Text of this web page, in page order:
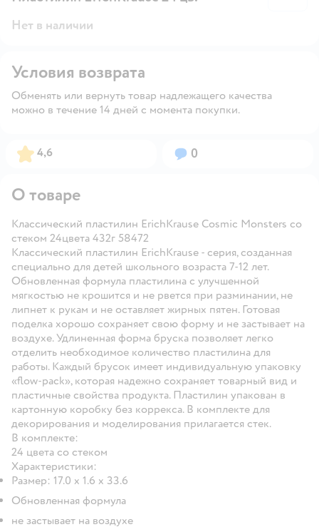
Нет в наличии
Условия возврата
Обменять или вернуть товар надлежащего качества
можно в течение 14 дней с момента покупки.
Рейтинг:
4,6 Вопросов:
0
О товаре
Классический пластилин ErichKrause Cosmic Monsters со
стеком 24цвета 432г 58472
Классический пластилин ErichKrause - серия, созданная
специально для детей школьного возраста 7-12 лет.
Обновленная формула пластилина с улучшенной
мягкостью не крошится и не рвется при разминании, не
липнет к рукам и не оставляет жирных пятен. Готовая
поделка хорошо сохраняет свою форму и не застывает на
воздухе. Удлиненная форма бруска позволяет легко
отделить необходимое количество пластилина для
работы. Каждый брусок имеет индивидуальную упаковку
«flow-pack», которая надежно сохраняет товарный вид и
пластичные свойства продукта. Пластилин упакован в
картонную коробку без коррекса. В комплекте для
декорирования и моделирования прилагается стек.
В комплекте:
24 цвета со стеком
Характеристики:
Размер: 17.0 х 1.6 х 33.6
Обновленная формула
не застывает на воздухе